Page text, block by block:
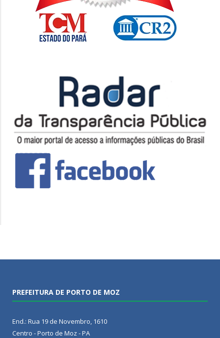
PREFEITURA DE PORTO DE MOZ
End.: Rua 19 de Novembro, 1610
Centro - Porto de Moz - PA